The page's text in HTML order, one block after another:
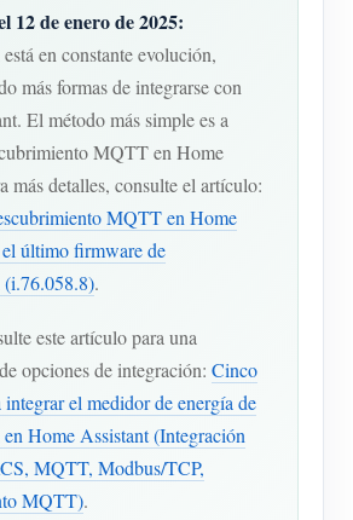
del hogar
energético de fábrica
de contribuidores
contribuidores
IAMMETER
sitios
12 de enero de 2025:
en constante evolución,
más formas de integrarse con
El método más simple es a
MQTT en Home
más detalles, consulte el artículo:
MQTT en Home
último firmware de
.
este artículo para una
opciones de integración: Cinco
integrar el medidor de energía de
Home Assistant (Integración
MQTT, Modbus/TCP,
MQTT).